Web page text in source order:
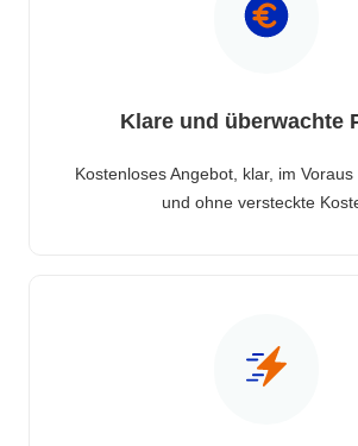
Klare und überwachte
Kostenloses Angebot, klar, im
und ohne versteckte